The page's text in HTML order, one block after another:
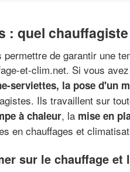
: quel
permettre de garantir une
et-clim.net. Si vous
serviettes, la pose d'un
Ils travaillent sur
à chaleur, la mise en
en chauffages et
sur le chauffage et